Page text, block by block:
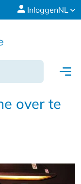
InloggenNL
over te